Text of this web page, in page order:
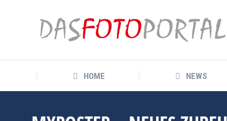
HOME NEWS
HOME NEWS